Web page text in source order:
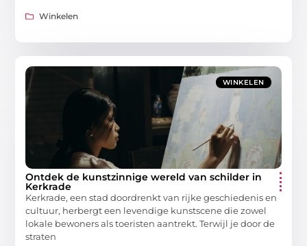
Winkelen
WINKELEN
Ontdek de kunstzinnige wereld van schilder in
Kerkrade
Kerkrade, een stad doordrenkt van rijke geschiedenis en
cultuur, herbergt een levendige kunstscene die zowel
lokale bewoners als toeristen aantrekt. Terwijl je door de
straten